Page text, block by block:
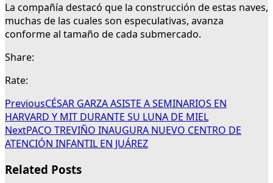
La compañía destacó que la construcción de estas naves,
muchas de las cuales son especulativas, avanza
conforme al tamaño de cada submercado.
Share:
Rate:
PreviousCÉSAR GARZA ASISTE A SEMINARIOS EN
HARVARD Y MIT DURANTE SU LUNA DE MIEL
NextPACO TREVIÑO INAUGURA NUEVO CENTRO DE
ATENCIÓN INFANTIL EN JUÁREZ
Related Posts